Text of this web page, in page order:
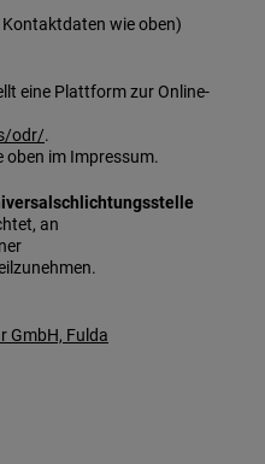
wie oben)
eine Plattform zur Online-
odr/.
oben im Impressum.
an
GmbH, Fulda